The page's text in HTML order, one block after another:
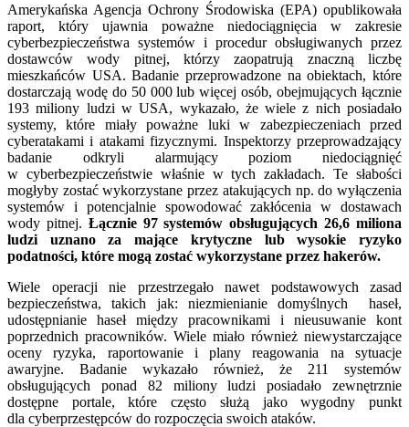
Amerykańska Agencja Ochrony Środowiska (EPA) opublikowała
raport, który ujawnia poważne niedociągnięcia w zakresie
cyberbezpieczeństwa systemów i procedur obsługiwanych przez
dostawców wody pitnej, którzy zaopatrują znaczną liczbę
mieszkańców USA. Badanie przeprowadzone na obiektach, które
dostarczają wodę do 50 000 lub więcej osób, obejmujących łącznie
193 miliony ludzi w USA, wykazało, że wiele z nich posiadało
systemy, które miały poważne luki w zabezpieczeniach przed
cyberatakami i atakami fizycznymi. Inspektorzy przeprowadzający
badanie odkryli alarmujący poziom niedociągnięć
w cyberbezpieczeństwie właśnie w tych zakładach. Te słabości
mogłyby zostać wykorzystane przez atakujących np. do wyłączenia
systemów i potencjalnie spowodować zakłócenia w dostawach
wody pitnej. Łącznie 97 systemów obsługujących 26,6 miliona
ludzi uznano za mające krytyczne lub wysokie ryzyko
podatności, które mogą zostać wykorzystane przez hakerów.
Wiele operacji nie przestrzegało nawet podstawowych zasad
bezpieczeństwa, takich jak: niezmienianie domyślnych haseł,
udostępnianie haseł między pracownikami i nieusuwanie kont
poprzednich pracowników. Wiele miało również niewystarczające
oceny ryzyka, raportowanie i plany reagowania na sytuacje
awaryjne. Badanie wykazało również, że 211 systemów
obsługujących ponad 82 miliony ludzi posiadało zewnętrznie
dostępne portale, które często służą jako wygodny punkt
dla cyberprzestępców do rozpoczęcia swoich ataków.